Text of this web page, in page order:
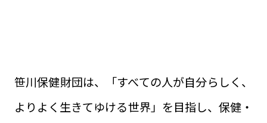
笹川保健財団は、「すべての人が自分らしく、
よりよく生きてゆける世界」を目指し、保健・